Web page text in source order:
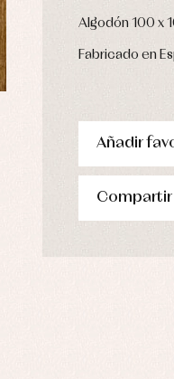
Algodón 100 x
Fabricado en
Añadir
Compartir